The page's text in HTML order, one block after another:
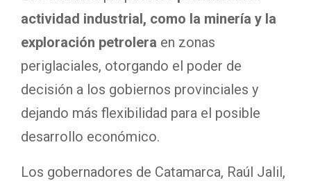
actividad industrial, como la minería y la
exploración petrolera en zonas
periglaciales, otorgando el poder de
decisión a los gobiernos provinciales y
dejando más flexibilidad para el posible
desarrollo económico.
Los gobernadores de Catamarca, Raúl Jalil,